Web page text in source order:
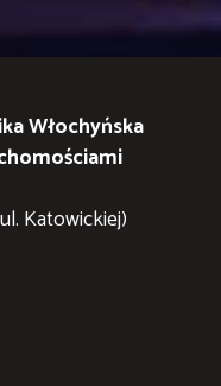
Włochyńska
Katowickiej)